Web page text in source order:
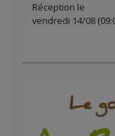
Réception le
vendredi 14/08